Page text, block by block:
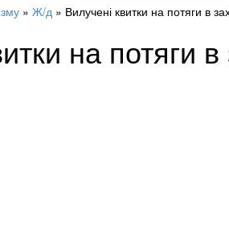
» Ж/д » Вилучені квитки на потяги в
на потяги в